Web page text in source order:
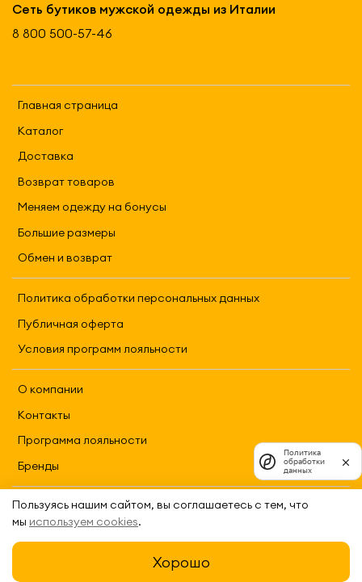
Главная страница
Каталог
Доставка
Возврат товаров
Меняем одежду на бонусы
Большие размеры
Обмен и возврат
Политика обработки персональных данных
Публичная оферта
Условия программ лояльности
О компании
Контакты
Программа лояльности
Бренды
Сеть бутиков мужской одежды из Италии
8 800 500-57-46
2026 REFRAME
Пользуясь нашим сайтом, вы соглашаетесь с тем, что
мы используем cookies.
Хорошо
Политика
обработки
данных